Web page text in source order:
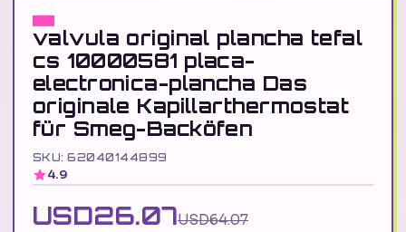
valvula original plancha tefal
cs 10000581 placa-
electronica-plancha Das
originale Kapillarthermostat
für Smeg-Backöfen
SKU: 62040144899
4.9
USD26.07USD64.07